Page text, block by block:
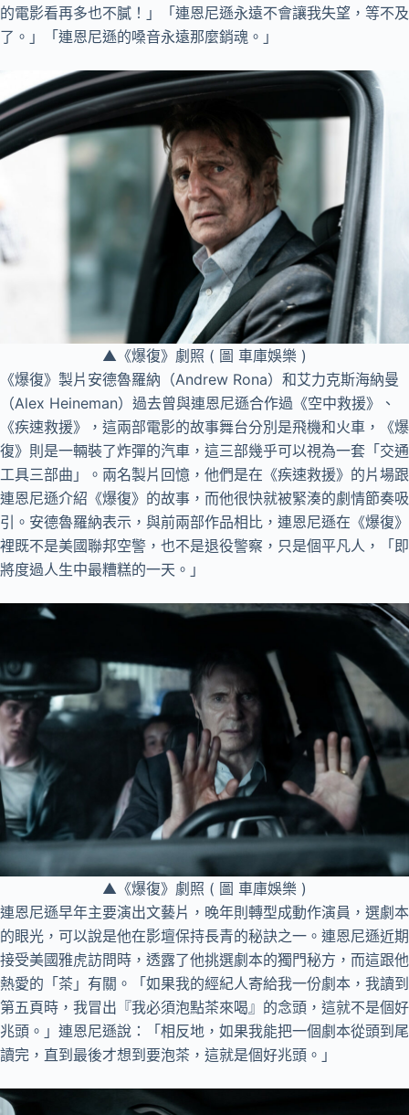
的電影看再多也不膩！」「連恩尼遜永遠不會讓我失望，等不及
了。」「連恩尼遜的嗓音永遠那麼銷魂。」
▲《爆復》劇照 ( 圖 車庫娛樂 )
《爆復》製片安德魯羅納（Andrew Rona）和艾力克斯海納曼
（Alex Heineman）過去曾與連恩尼遜合作過《空中救援》、
《疾速救援》，這兩部電影的故事舞台分別是飛機和火車，《爆
復》則是一輛裝了炸彈的汽車，這三部幾乎可以視為一套「交通
工具三部曲」。兩名製片回憶，他們是在《疾速救援》的片場跟
連恩尼遜介紹《爆復》的故事，而他很快就被緊湊的劇情節奏吸
引。安德魯羅納表示，與前兩部作品相比，連恩尼遜在《爆復》
裡既不是美國聯邦空警，也不是退役警察，只是個平凡人，「即
將度過人生中最糟糕的一天。」
▲《爆復》劇照 ( 圖 車庫娛樂 )
連恩尼遜早年主要演出文藝片，晚年則轉型成動作演員，選劇本
的眼光，可以說是他在影壇保持長青的秘訣之一。連恩尼遜近期
接受美國雅虎訪問時，透露了他挑選劇本的獨門秘方，而這跟他
熱愛的「茶」有關。「如果我的經紀人寄給我一份劇本，我讀到
第五頁時，我冒出『我必須泡點茶來喝』的念頭，這就不是個好
兆頭。」連恩尼遜說：「相反地，如果我能把一個劇本從頭到尾
讀完，直到最後才想到要泡茶，這就是個好兆頭。」